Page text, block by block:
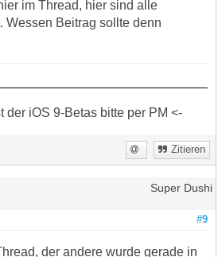
im Thread, hier sind alle
Wessen Beitrag sollte denn
der iOS 9-Betas bitte per PM <-
Zitieren
Super Dushi
#9
der andere wurde gerade in